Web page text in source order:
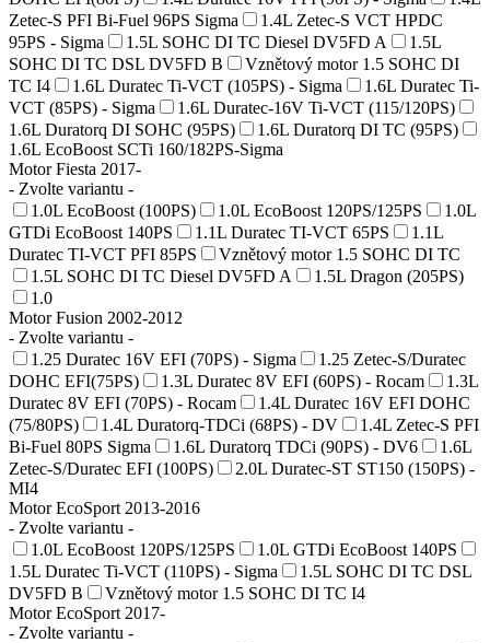
Zetec-S PFI Bi-Fuel 96PS Sigma
1.4L Zetec-S VCT HPDC
95PS - Sigma
1.5L SOHC DI TC Diesel DV5FD A
1.5L
SOHC DI TC DSL DV5FD B
Vznětový motor 1.5 SOHC DI
TC I4
1.6L Duratec Ti-VCT (105PS) - Sigma
1.6L Duratec Ti-
VCT (85PS) - Sigma
1.6L Duratec-16V Ti-VCT (115/120PS)
1.6L Duratorq DI SOHC (95PS)
1.6L Duratorq DI TC (95PS)
1.6L EcoBoost SCTi 160/182PS-Sigma
Motor Fiesta 2017-
- Zvolte variantu -
1.0L EcoBoost (100PS)
1.0L EcoBoost 120PS/125PS
1.0L
GTDi EcoBoost 140PS
1.1L Duratec TI-VCT 65PS
1.1L
Duratec TI-VCT PFI 85PS
Vznětový motor 1.5 SOHC DI TC
1.5L SOHC DI TC Diesel DV5FD A
1.5L Dragon (205PS)
1.0
Motor Fusion 2002-2012
- Zvolte variantu -
1.25 Duratec 16V EFI (70PS) - Sigma
1.25 Zetec-S/Duratec
DOHC EFI(75PS)
1.3L Duratec 8V EFI (60PS) - Rocam
1.3L
Duratec 8V EFI (70PS) - Rocam
1.4L Duratec 16V EFI DOHC
(75/80PS)
1.4L Duratorq-TDCi (68PS) - DV
1.4L Zetec-S PFI
Bi-Fuel 80PS Sigma
1.6L Duratorq TDCi (90PS) - DV6
1.6L
Zetec-S/Duratec EFI (100PS)
2.0L Duratec-ST ST150 (150PS) -
MI4
Motor EcoSport 2013-2016
- Zvolte variantu -
1.0L EcoBoost 120PS/125PS
1.0L GTDi EcoBoost 140PS
1.5L Duratec Ti-VCT (110PS) - Sigma
1.5L SOHC DI TC DSL
DV5FD B
Vznětový motor 1.5 SOHC DI TC I4
Motor EcoSport 2017-
- Zvolte variantu -